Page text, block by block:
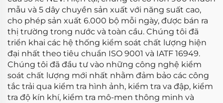
mẫu và 5 dây chuyền sản xuất với năng suất cao,
cho phép sản xuất 6.000 bộ mỗi ngày, được bán ra
thị trường trong nước và toàn cầu. Chúng tôi đã
triển khai các hệ thống kiểm soát chất lượng hiện
đại nhất theo tiêu chuẩn ISO 9001 và IATF 16949.
Chúng tôi đã đầu tư vào những công nghệ kiểm
soát chất lượng mới nhất nhằm đảm bảo các công
tắc trải qua kiểm tra hình ảnh, kiểm tra va đập, kiểm
tra độ kín khí, kiểm tra mô-men thông minh và